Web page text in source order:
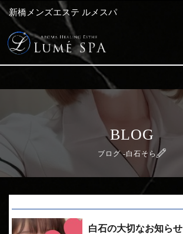
新橋メンズエステ ルメスパ
BLOG
ブログ -白石そら
白石の大切なお知らせ